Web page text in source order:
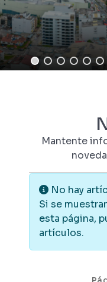
Mantente
Información
No hay
Si se
esta página,
artículos.